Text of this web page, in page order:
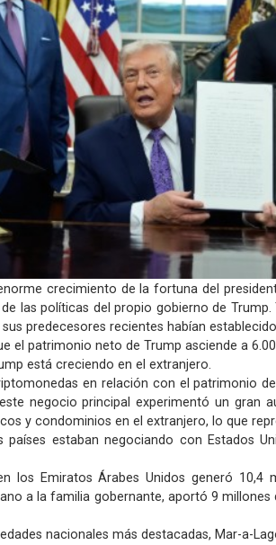
crecimiento de la fortuna del
las políticas del propio gobierno de
predecesores recientes habían
el patrimonio neto de Trump asciende a
está creciendo en el extranjero.
en relación con el patrimonio
negocio principal experimentó un gran
y condominios en el extranjero, lo que
países estaban negociando con Estados
los Emiratos Árabes Unidos generó
a la familia gobernante, aportó 9
nacionales más destacadas, Mar-a-